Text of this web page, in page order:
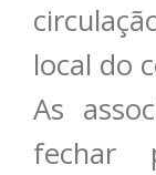
local do
As
fechar